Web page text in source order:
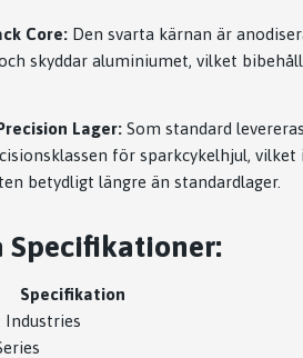
Core: Den svarta kärnan är
skyddar aluminiumet, vilket
Lager: Som standard
för sparkcykelhjul,
betydligt längre än standardlager.
Specifikationer:
Specifikation
Industries